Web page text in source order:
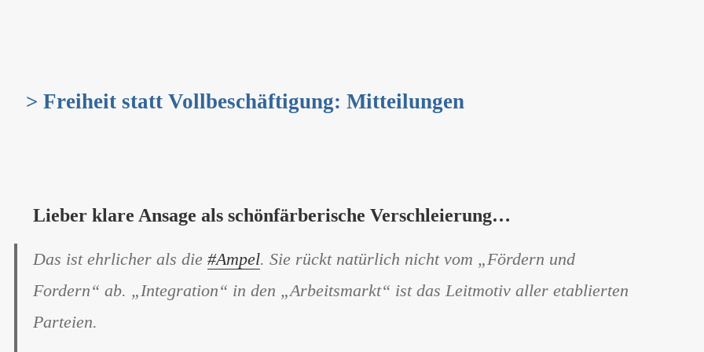
> Freiheit statt Vollbeschäftigung: Mitteilungen
Lieber klare Ansage als schönfärberische Verschleierung…
Das ist ehrlicher als die#Ampel. Sie rückt natürlich nicht vom „Fördern und
Fordern“ ab. „Integration“ in den „Arbeitsmarkt“ ist das Leitmotiv aller etablierten
Parteien.